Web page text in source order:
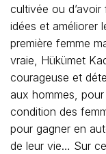
cultivée ou
idées et améliorer
première femme
vraie, Hükümet
courageuse et
aux hommes,
condition des
pour gagner en
de leur vie… Sur